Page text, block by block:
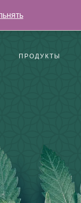
ПРОДУКТЫ